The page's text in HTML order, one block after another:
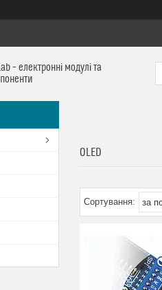
– електронні модулі та
OLED